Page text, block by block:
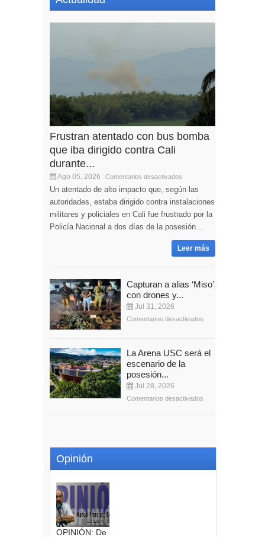
Frustran atentado con bus bomba
que iba dirigido contra Cali
durante...
Ago 05, 2026 Comentarios desactivados
Un atentado de alto impacto que, según las
autoridades, estaba dirigido contra instalaciones
militares y policiales en Cali fue frustrado por la
Policía Nacional a dos días de la posesión...
Leer más
Capturan a alias ‘Miso’,
con drones y...
Jul 31, 2026
Comentarios desactivados
La Arena USC será el
escenario de la
posesión...
Jul 28, 2026
Comentarios desactivados
Opinión
OPINIÓN: De